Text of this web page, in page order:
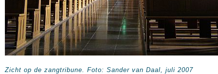
Zicht op de zangtribune. Foto: Sander van Daal, juli 2007